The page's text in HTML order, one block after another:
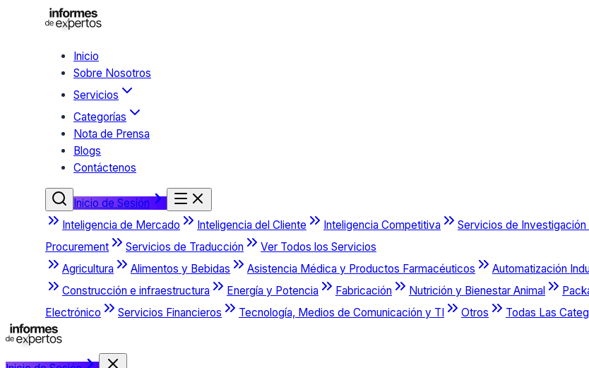
Inicio
Sobre Nosotros
Servicios
Categorías
Nota de Prensa
Blogs
Contáctenos
Inicio de Sesión
Inteligencia de Mercado
Inteligencia del Cliente Inteligencia Competitiva Servicios de
Procurement
Servicios de Traducción
Ver Todos los Servicios
Agricultura
Alimentos y Bebidas Asistencia Médica y Productos Farmacéuticos Automatización
Construcción e infraestructura
Energía y Potencia Fabricación Nutrición y Bienestar Animal
Electrónico
Servicios Financieros Tecnología, Medios de Comunicación y TI Otros Todas Las